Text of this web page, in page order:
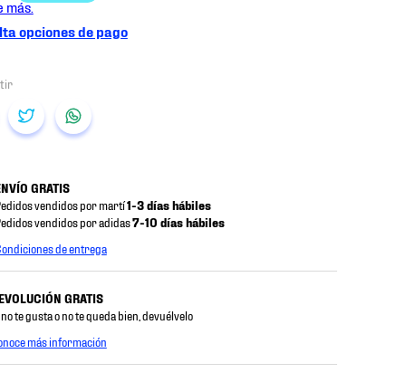
opciones de pago
GRATIS
vendidos por martí1-3 días hábiles
vendidos por adidas7-10 días hábiles
de entrega
GRATIS
te gusta o no te queda bien, devuélvelo
más información